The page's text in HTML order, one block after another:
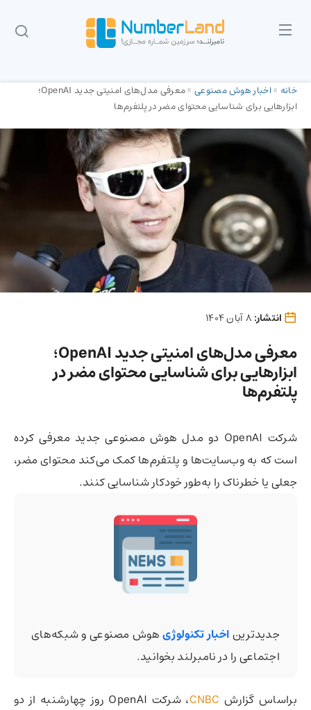
خانه »اخبار هوش مصنوعی»
معرفی مدل‌های امنیتی جدید OpenAI؛
ابزارهایی برای شناسایی محتوای مضر در پلتفرم‌ها
انتشار:
معرفی مدل‌های امنیتی جدید OpenAI؛
ابزارهایی برای شناسایی محتوای مضر در
پلتفرم‌ها
شرکت OpenAI دو مدل هوش مصنوعی جدید معرفی کرده
است که به وب‌سایت‌ها و پلتفرم‌ها کمک می‌کند محتوای مضر،
جعلی یا خطرناک را به‌طور خودکار شناسایی کنند.
جدیدتریناخبار تکنولوژیهوش مصنوعی و شبکه‌های
اجتماعی را در نامبرلند بخوانید.
براساس گزارش CNBC
، شرکت OpenAI روز چهارشنبه از دو